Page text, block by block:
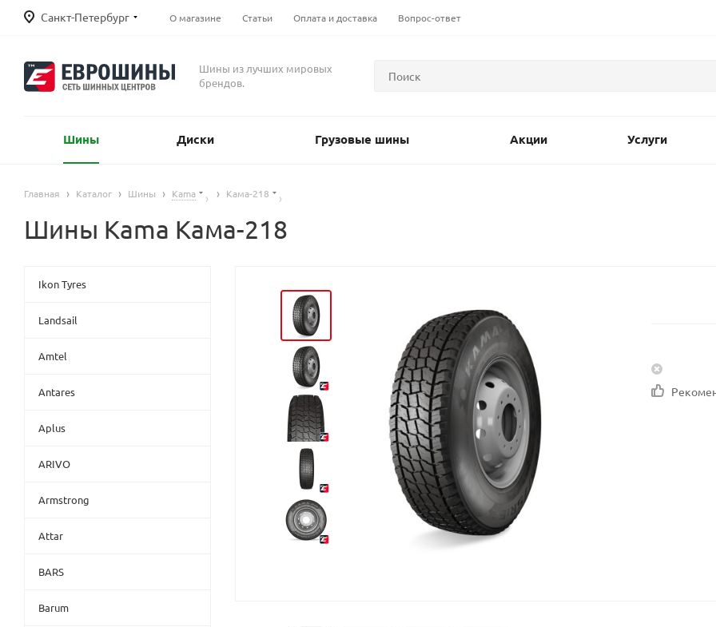
Санкт-Петербург О магазине Статьи Оплата и доставка Вопрос-ответ
Шины из лучших мировых
брендов.
Шины Диски Грузовые шины Акции Услуги
Главная Каталог Шины Kama Кама-218
Шины Kama Кама-218
Ikon Tyres
Landsail
Amtel
Antares
Aplus
ARIVO
Armstrong
Attar
BARS
Barum